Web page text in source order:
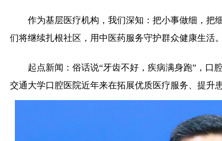
作为基层医疗机构，我们深知：把小事做细，把
们将继续扎根社区，用中医药服务守护群众健康生活
起点新闻：俗话说“牙齿不好，疾病满身跑”，口
交通大学口腔医院近年来在拓展优质医疗服务、提升